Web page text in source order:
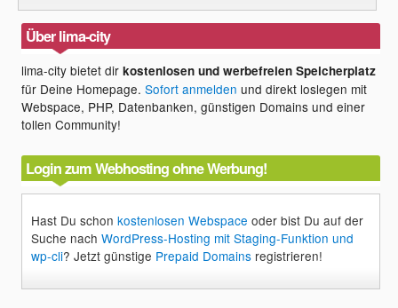
Über lima-city
lima-city bietet dirkostenlosen und werbefreien Speicherplatz
für Deine Homepage.Sofort anmelden und direkt loslegen mit
Webspace, PHP, Datenbanken, günstigen Domains und einer
tollen Community!
Login zum Webhosting ohne Werbung!
Hast Du schonkostenlosen Webspace oder bist Du auf der
Suche nachWordPress-Hosting mit Staging-Funktion und
wp-cli? Jetzt günstige Prepaid Domains registrieren!